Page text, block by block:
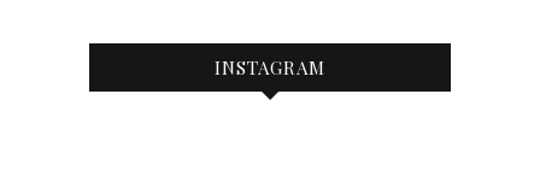
INSTAGRAM